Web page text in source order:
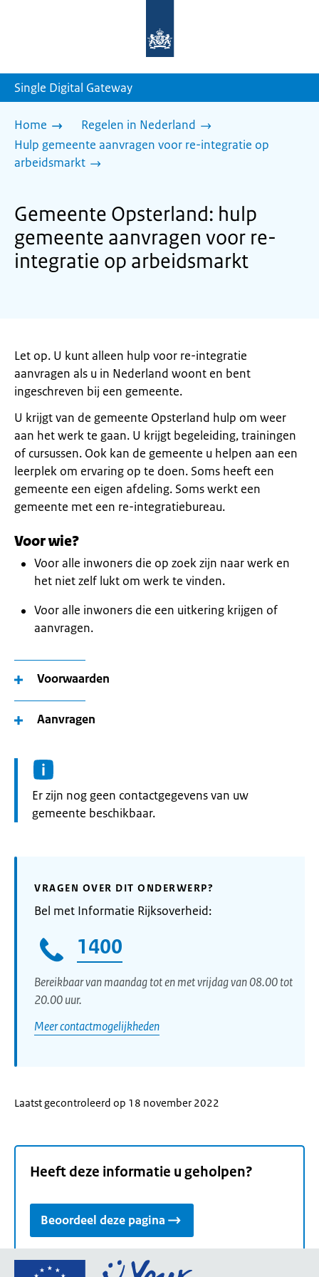
homepage
Single Digital Gateway
Home
Regelen in Nederland
Hulp gemeente aanvragen voor re-integratie op
arbeidsmarkt
Gemeente Opsterland: hulp
gemeente aanvragen voor re-
integratie op arbeidsmarkt
Let op. U kunt alleen hulp voor re-integratie
aanvragen als u in Nederland woont en bent
ingeschreven bij een gemeente.
U krijgt van de gemeente Opsterland hulp om weer
aan het werk te gaan. U krijgt begeleiding, trainingen
of cursussen. Ook kan de gemeente u helpen aan een
leerplek om ervaring op te doen. Soms heeft een
gemeente een eigen afdeling. Soms werkt een
gemeente met een re-integratiebureau.
Voor wie?
Voor alle inwoners die op zoek zijn naar werk en
het niet zelf lukt om werk te vinden.
Voor alle inwoners die een uitkering krijgen of
aanvragen.
Voorwaarden
Aanvragen
Informatie:
Er zijn nog geen contactgegevens van uw
gemeente beschikbaar.
VRAGEN OVER DIT ONDERWERP?
Bel met Informatie Rijksoverheid:
1400
Bereikbaar van maandag tot en met vrijdag van 08.00 tot
20.00 uur.
Meer contactmogelijkheden
Laatst gecontroleerd op 18 november 2022
Heeft deze informatie u geholpen?
Beoordeel deze pagina
Ga